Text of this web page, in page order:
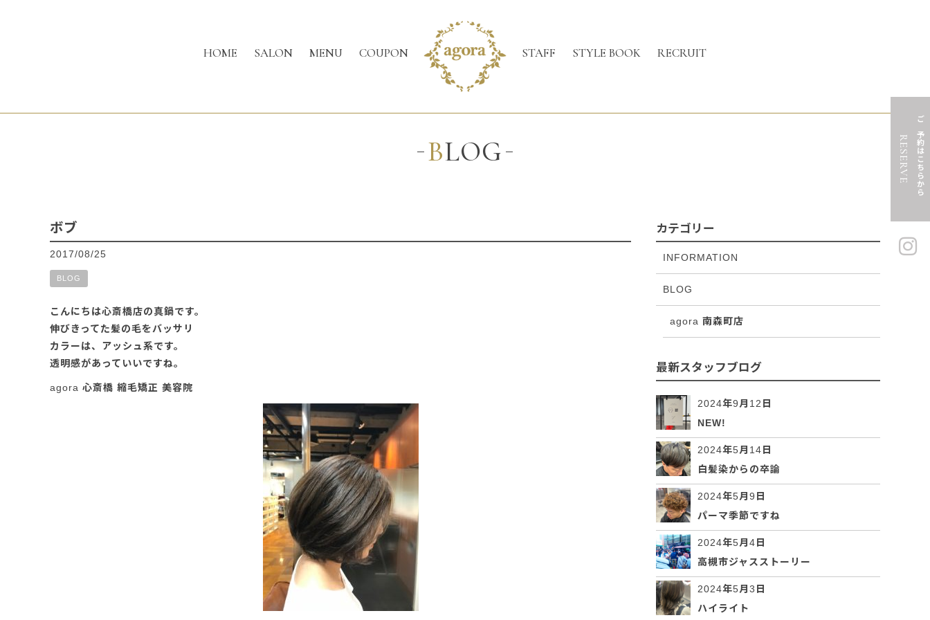
HOME SALON MENU COUPON STAFF STYLE BOOK RECRUIT
ご予約はこちらから
RESERVE
BLOG
ボブ
2017/08/25
BLOG
こんにちは心斎橋店の真鍋です。
伸びきってた髪の毛をバッサリ
カラーは、アッシュ系です。
透明感があっていいですね。
agora 心斎橋 縮毛矯正 美容院
カテゴリー
INFORMATION
BLOG
agora 南森町店
最新スタッフブログ
2024年9月12日
NEW!
2024年5月14日
白髪染からの卒論
2024年5月9日
パーマ季節ですね
2024年5月4日
高槻市ジャスストーリー
2024年5月3日
ハイライト